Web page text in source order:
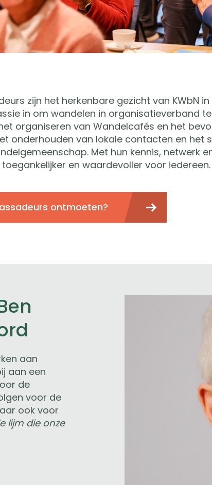
zijn het herkenbare gezicht van KWbN
in om wandelen in organisatieverband te
organiseren van Wandelcafés en het
onderhouden van lokale contacten en het
Met hun kennis, netwerk
en waardevoller voor iedereen.
ontmoeten?
aan
aan een
de
voor de
ook voor
lijm die onze